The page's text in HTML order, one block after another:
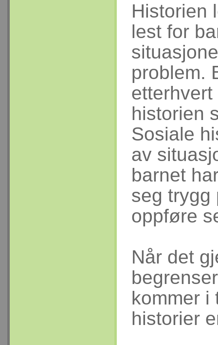
Historien
lest for
problem.
historien
Sosiale
av
barnet
seg trygg
oppføre
Når det
kommer i
historier